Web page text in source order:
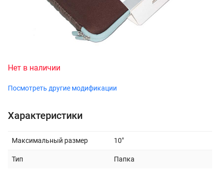
Нет в наличии
Посмотреть другие модификации
Характеристики
Максимальный размер 10"
Тип Папка